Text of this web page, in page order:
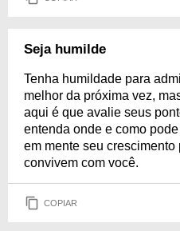
Seja humilde
Tenha humildade para
melhor da próxima vez,
aqui é que avalie seus
entenda onde e como
em mente seu
convivem com você.
COPIAR